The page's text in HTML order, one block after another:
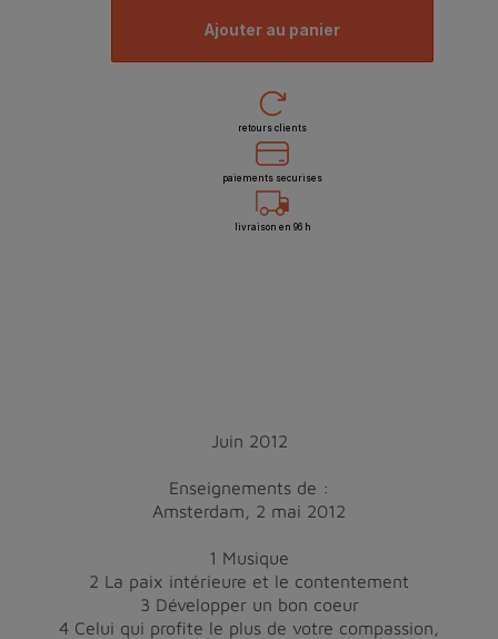
ajouter au panier
retours clients
paiements securises
livraison en 96 h
Juin 2012
Enseignements de :
Amsterdam, 2 mai 2012
1 Musique
2 La paix intérieure et le contentement
3 Développer un bon coeur
4 Celui qui profite le plus de votre compassion,